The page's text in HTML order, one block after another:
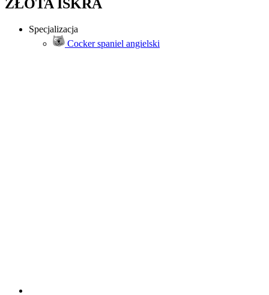
ZŁOTA ISKRA
Specjalizacja
Cocker spaniel angielski